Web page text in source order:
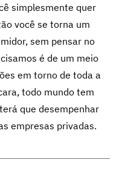
simplesmente quer
você se torna um
sem pensar no
é de um meio
em torno de toda a
todo mundo tem
que desempenhar
empresas privadas.